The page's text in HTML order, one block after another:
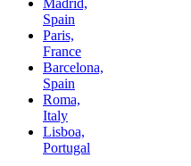
Spain
Paris,
France
Barcelona,
Spain
Roma,
Italy
Lisboa,
Portugal